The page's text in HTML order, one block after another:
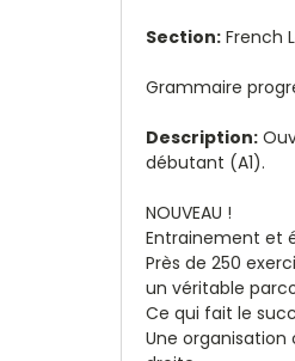
Section: French
Grammaire
Description:
débutant (A1).
NOUVEAU !
Entrainement et
Près de 250
un véritable
Ce qui fait le
Une